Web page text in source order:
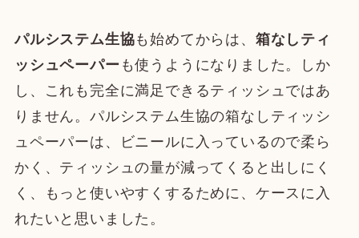
パルシステム生協も始めてからは、 箱なしティ
ッシュペーパー も使うようになりました。しか
し、これも完全に満足できるティッシュではあ
りません。パルシステム生協の箱なしティッシ
ュペーパーは、ビニールに入っているので柔ら
かく、ティッシュの量が減ってくると出しにく
く、もっと使いやすくするために、ケースに入
れたいと思いました。